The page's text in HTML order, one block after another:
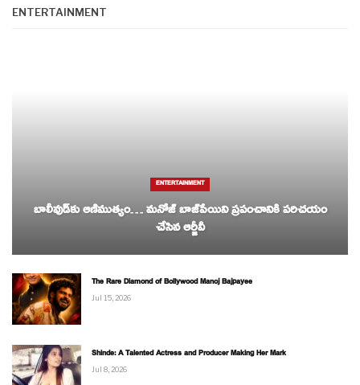
ENTERTAINMENT
ENTERTAINMENT
బాలీవుడ్‌కు ఆణిముత్యం… మనోజ్ బాజ్‌పేయిని ప్రపంచానికి పరిచయం
చేసిన ఆర్జీవీ
The Rare Diamond of Bollywood Manoj Bajpayee
Jul 15, 2026
Shinde: A Talented Actress and Producer Making Her Mark
Jul 8, 2026